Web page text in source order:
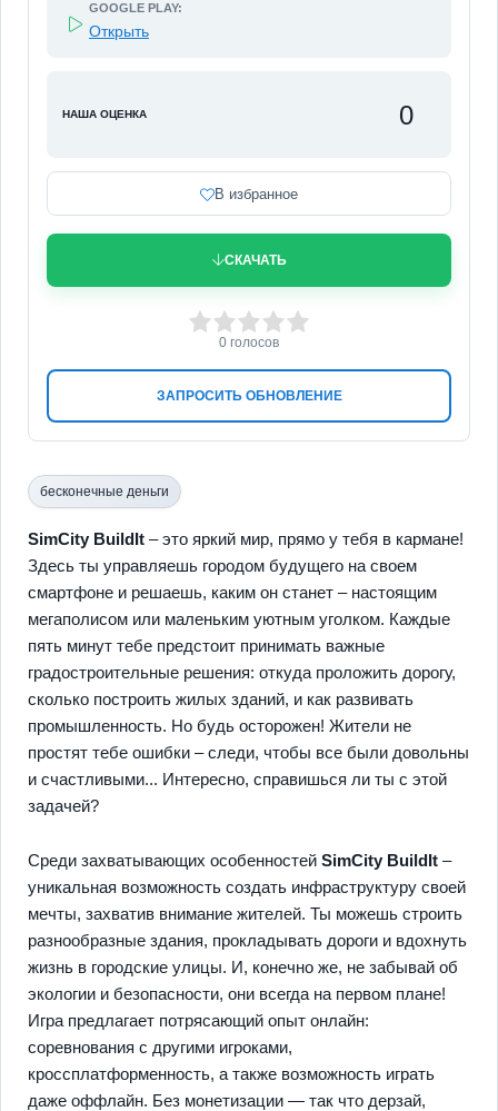
GOOGLE PLAY:
Открыть
НАША ОЦЕНКА 0
В избранное
СКАЧАТЬ
ЗАПРОСИТЬ ОБНОВЛЕНИЕ
3 4 5
0 голосов
бесконечные деньги
SimCity BuildIt – это яркий мир, прямо у тебя в кармане!
Здесь ты управляешь городом будущего на своем
смартфоне и решаешь, каким он станет – настоящим
мегаполисом или маленьким уютным уголком. Каждые
пять минут тебе предстоит принимать важные
градостроительные решения: откуда проложить дорогу,
сколько построить жилых зданий, и как развивать
промышленность. Но будь осторожен! Жители не
простят тебе ошибки – следи, чтобы все были довольны
и счастливыми... Интересно, справишься ли ты с этой
задачей?
Среди захватывающих особенностей SimCity BuildIt –
уникальная возможность создать инфраструктуру своей
мечты, захватив внимание жителей. Ты можешь строить
разнообразные здания, прокладывать дороги и вдохнуть
жизнь в городские улицы. И, конечно же, не забывай об
экологии и безопасности, они всегда на первом плане!
Игра предлагает потрясающий опыт онлайн:
соревнования с другими игроками,
кроссплатформенность, а также возможность играть
даже оффлайн. Без монетизации — так что дерзай,